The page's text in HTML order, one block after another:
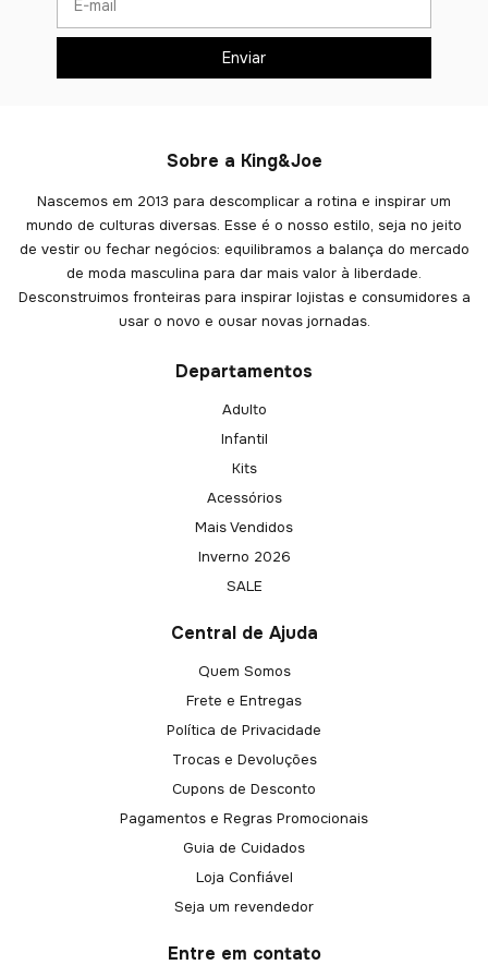
Sobre a King&Joe
Nascemos em 2013 para descomplicar a rotina e inspirar um
mundo de culturas diversas. Esse é o nosso estilo, seja no jeito
de vestir ou fechar negócios: equilibramos a balança do mercado
de moda masculina para dar mais valor à liberdade.
Desconstruimos fronteiras para inspirar lojistas e consumidores a
usar o novo e ousar novas jornadas.
Departamentos
Adulto
Infantil
Kits
Acessórios
Mais Vendidos
Inverno 2026
SALE
Central de Ajuda
Quem Somos
Frete e Entregas
Política de Privacidade
Trocas e Devoluções
Cupons de Desconto
Pagamentos e Regras Promocionais
Guia de Cuidados
Loja Confiável
Seja um revendedor
Entre em contato